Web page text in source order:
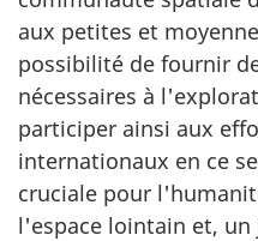
aux petites et
possibilité de fournir
nécessaires à
participer ainsi aux
internationaux en ce
cruciale pour
l'espace lointain et,